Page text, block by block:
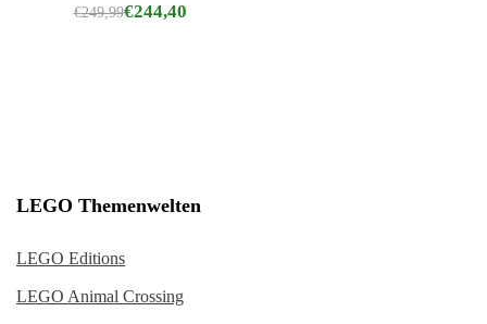
€249,99€244,40
LEGO Themenwelten
LEGO Editions
LEGO Animal Crossing